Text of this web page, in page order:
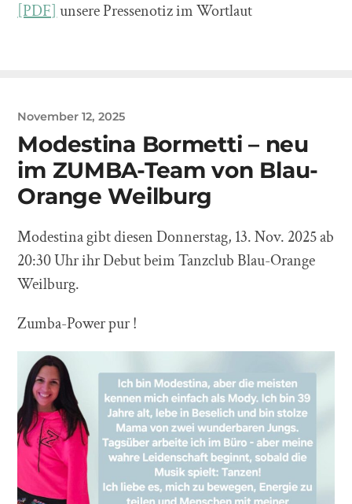
[PDF]unsere Pressenotiz im Wortlaut
November 12, 2025
Modestina Bormetti – neu
im ZUMBA-Team von Blau-
Orange Weilburg
Modestina gibt diesen Donnerstag, 13. Nov. 2025 ab
20:30 Uhr ihr Debut beim Tanzclub Blau-Orange
Weilburg.
Zumba-Power pur !